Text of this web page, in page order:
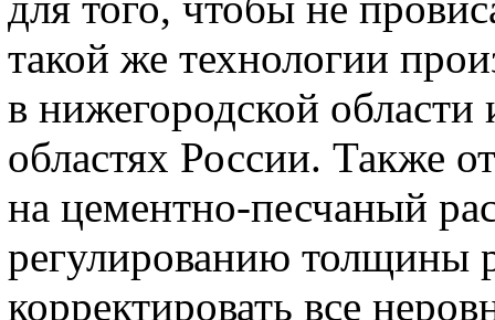
такой же технологии
в нижегородской
областях России. Также
на цементно-песчаный
регулированию толщины
корректировать все